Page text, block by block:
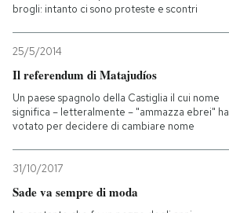
brogli: intanto ci sono proteste e scontri
25/5/2014
Il referendum di Matajudíos
Un paese spagnolo della Castiglia il cui nome
significa – letteralmente – "ammazza ebrei" ha
votato per decidere di cambiare nome
31/10/2017
Sade va sempre di moda